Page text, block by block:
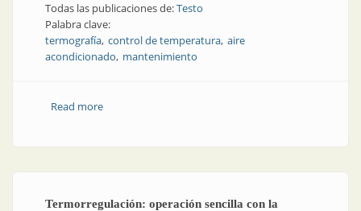
Todas las publicaciones de:Testo
Palabra clave:
termografía control de temperatura aire
acondicionado mantenimiento
Read moreabout Mediciones en tecnología de refrigeración
Termorregulación: operación sencilla con la